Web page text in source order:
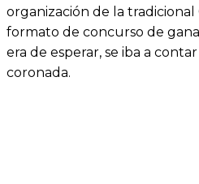
organización de la tradicional
formato de concurso de
era de esperar, se iba a
coronada.